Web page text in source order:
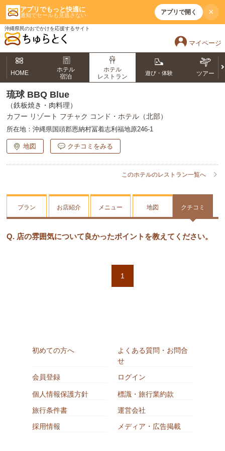
アプリでもっと快適に
通知でセールも見逃さない アプリで開く ×
沖縄県民のおでかけを応援するサイト
マイページ
HOME
ホテル
宿泊
ホテル
レストラン
遊び・体験 ツアー
琉球 BBQ Blue
（鉄板焼き・肉料理）
カフー リゾート フチャク コンド・ホテル（北部）
所在地： 沖縄県国頭郡恩納村冨着志利福地原246-1
地図 クチコミをみる
このホテルのレストラン一覧へ
プラン お店紹介 メニュー 地図 クチコミ
Q. 店の雰囲気について良かったポイントを教えてください。
1
初めての方へ
よくある質問・お問合
せ
会員登録
ログイン
個人情報保護方針
標識・旅行業約款
旅行条件書
運営会社
採用情報
メディア・広告掲載